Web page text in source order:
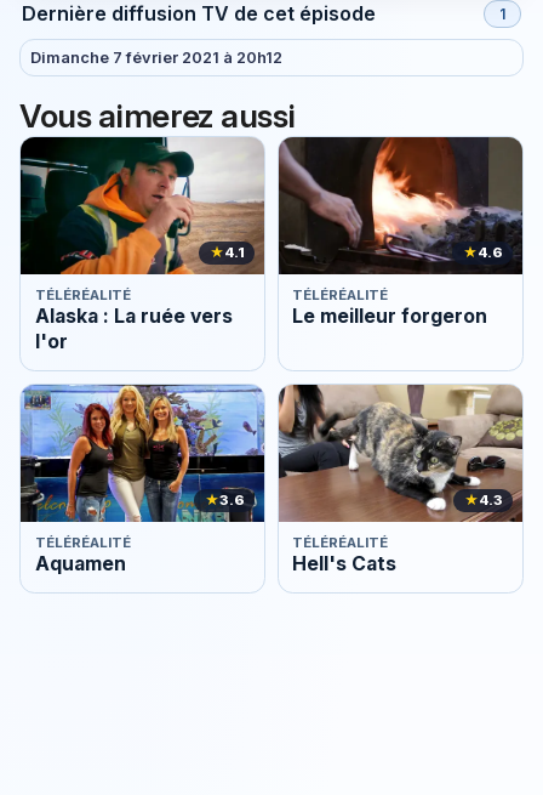
Dernière diffusion TV de cet épisode 1
Dimanche 7 février 2021 à 20h12
Vous aimerez aussi
★4.1
TÉLÉRÉALITÉ
Alaska : La ruée vers
l'or
★4.6
TÉLÉRÉALITÉ
Le meilleur forgeron
★3.6
TÉLÉRÉALITÉ
Aquamen
★4.3
TÉLÉRÉALITÉ
Hell's Cats